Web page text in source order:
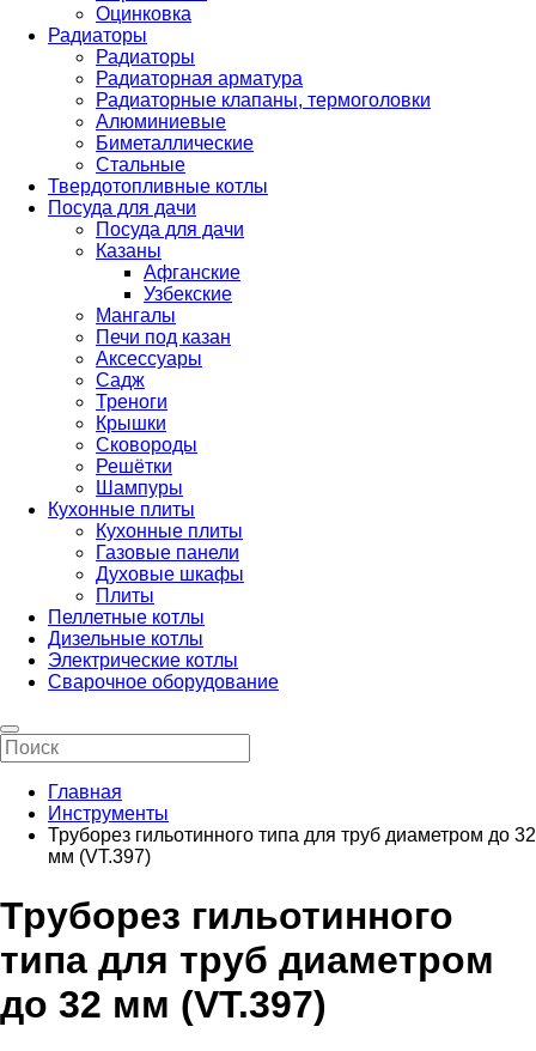
Оцинковка
Радиаторы
Радиаторы
Радиаторная арматура
Радиаторные клапаны, термоголовки
Алюминиевые
Биметаллические
Стальные
Твердотопливные котлы
Посуда для дачи
Посуда для дачи
Казаны
Афганские
Узбекские
Мангалы
Печи под казан
Аксессуары
Садж
Треноги
Крышки
Сковороды
Решётки
Шампуры
Кухонные плиты
Кухонные плиты
Газовые панели
Духовые шкафы
Плиты
Пеллетные котлы
Дизельные котлы
Электрические котлы
Сварочное оборудование
Главная
Инструменты
Труборез гильотинного типа для труб диаметром до 32
мм (VT.397)
Труборез гильотинного
типа для труб диаметром
до 32 мм (VT.397)